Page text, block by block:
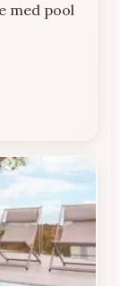
med pool